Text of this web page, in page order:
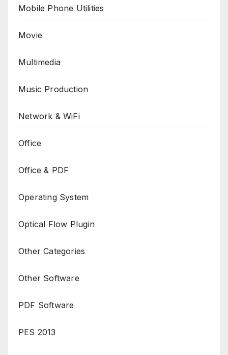
Mobile Phone Utilities
Movie
Multimedia
Music Production
Network & WiFi
Office
Office & PDF
Operating System
Optical Flow Plugin
Other Categories
Other Software
PDF Software
PES 2013